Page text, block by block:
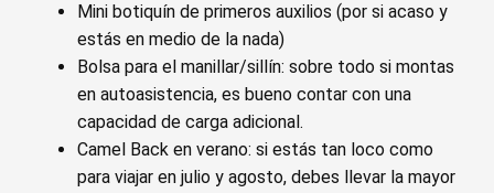
Mini botiquín de primeros auxilios (por si acaso y
estás en medio de la nada)
Bolsa para el manillar/sillín: sobre todo si montas
en autoasistencia, es bueno contar con una
capacidad de carga adicional.
Camel Back en verano: si estás tan loco como
para viajar en julio y agosto, debes llevar la mayor